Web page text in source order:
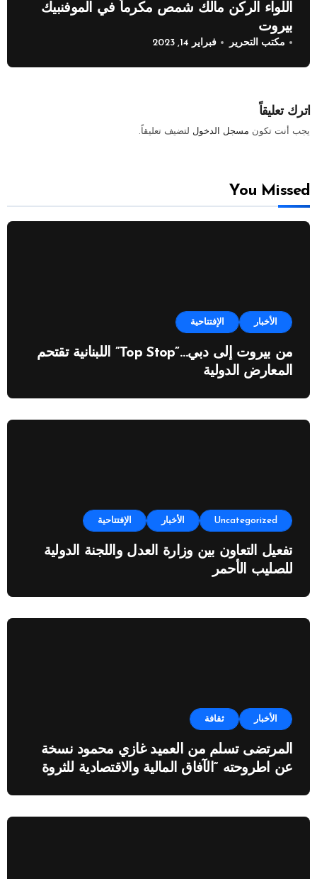
اللواء الركن مالك شمص مكرماً في الموفنبيك
بيروت
مكتب التحرير فبراير 14, 2023
اترك تعليقاً
يجب أنت تكون مسجل الدخول لتضيف تعليقاً.
You Missed
الأخبار الإفتتاحية
من بيروت إلى دبي…”Top Stop” اللبنانية تقتحم
المعارض الدولية
Uncategorized الأخبار الإفتتاحية
تفعيل التعاون بين وزارة العدل واللجنة الدولية
للصليب الأحمر
الأخبار ثقافة
المرتضى تسلم من العميد غازي محمود نسخة
عن اطروحته “الآفاق المالية والاقتصادية للثروة